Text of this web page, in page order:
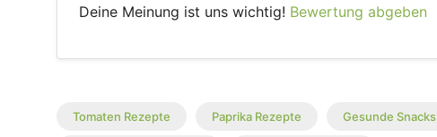
Deine Meinung ist uns wichtig! Bewertung abgeben
Tomaten Rezepte Paprika Rezepte Gesunde Snacks